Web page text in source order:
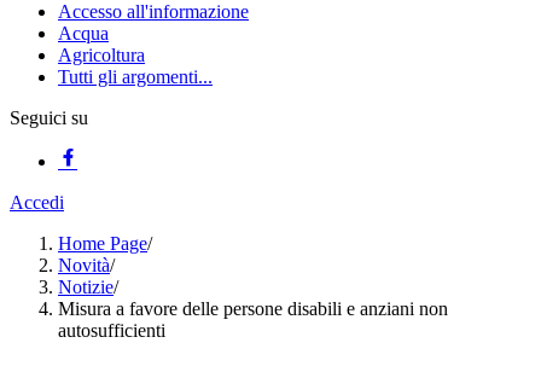
Accesso all'informazione
Acqua
Agricoltura
Tutti gli argomenti...
Seguici su
Accedi
Home Page/
Novità/
Notizie/
Misura a favore delle persone disabili e anziani non
autosufficienti